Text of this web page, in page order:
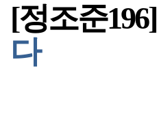
[정조준196]
다